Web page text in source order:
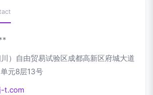
）自由贸易试验区成都高新区府城大道
元8层13号
t.com